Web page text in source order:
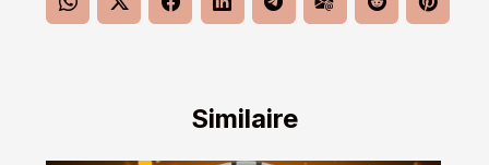
Similaire